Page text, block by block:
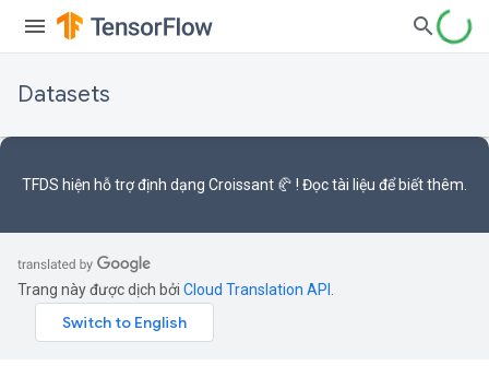
Datasets
TFDS hiện hỗ trợđịnh dạng Croissant 🥐 ! Đọctài liệu để biết thêm.
Trang này được dịch bởi Cloud Translation API